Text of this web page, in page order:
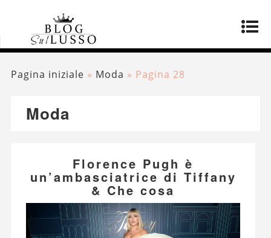
Pagina iniziale » Moda » Pagina 28
Moda
Florence Pugh è
un’ambasciatrice di Tiffany
& Che cosa